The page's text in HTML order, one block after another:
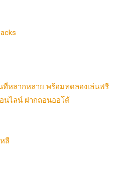
ที่หลากหลาย พร้อมทดลองเล่นฟรี
นไลน์ ฝากถอนออโต้
ลี